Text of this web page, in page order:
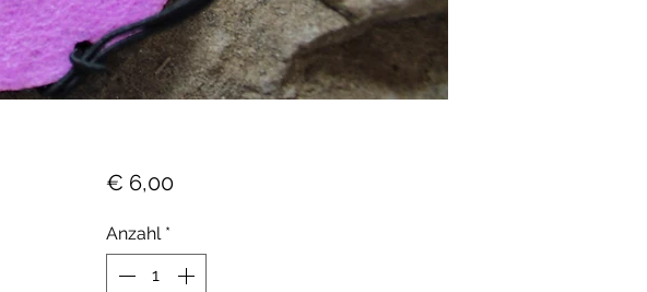
€ 6,00Preis
Anzahl *